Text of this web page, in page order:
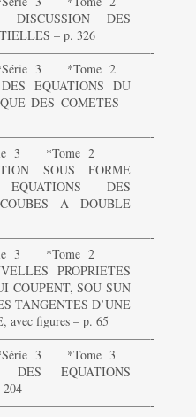
DES
– p. 326
*Série 3 *Tome 2
EQUATIONS DU
DES COMETES –
3 *Tome 2
SOUS FORME
DES
A DOUBLE
3 *Tome 2
PROPRIETES
COUPENT, SOU SUN
TANGENTES D’UNE
avec figures – p. 65
3 *Tome 3
EQUATIONS